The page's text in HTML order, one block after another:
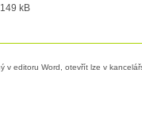
kB
v editoru Word, otevřít lze v